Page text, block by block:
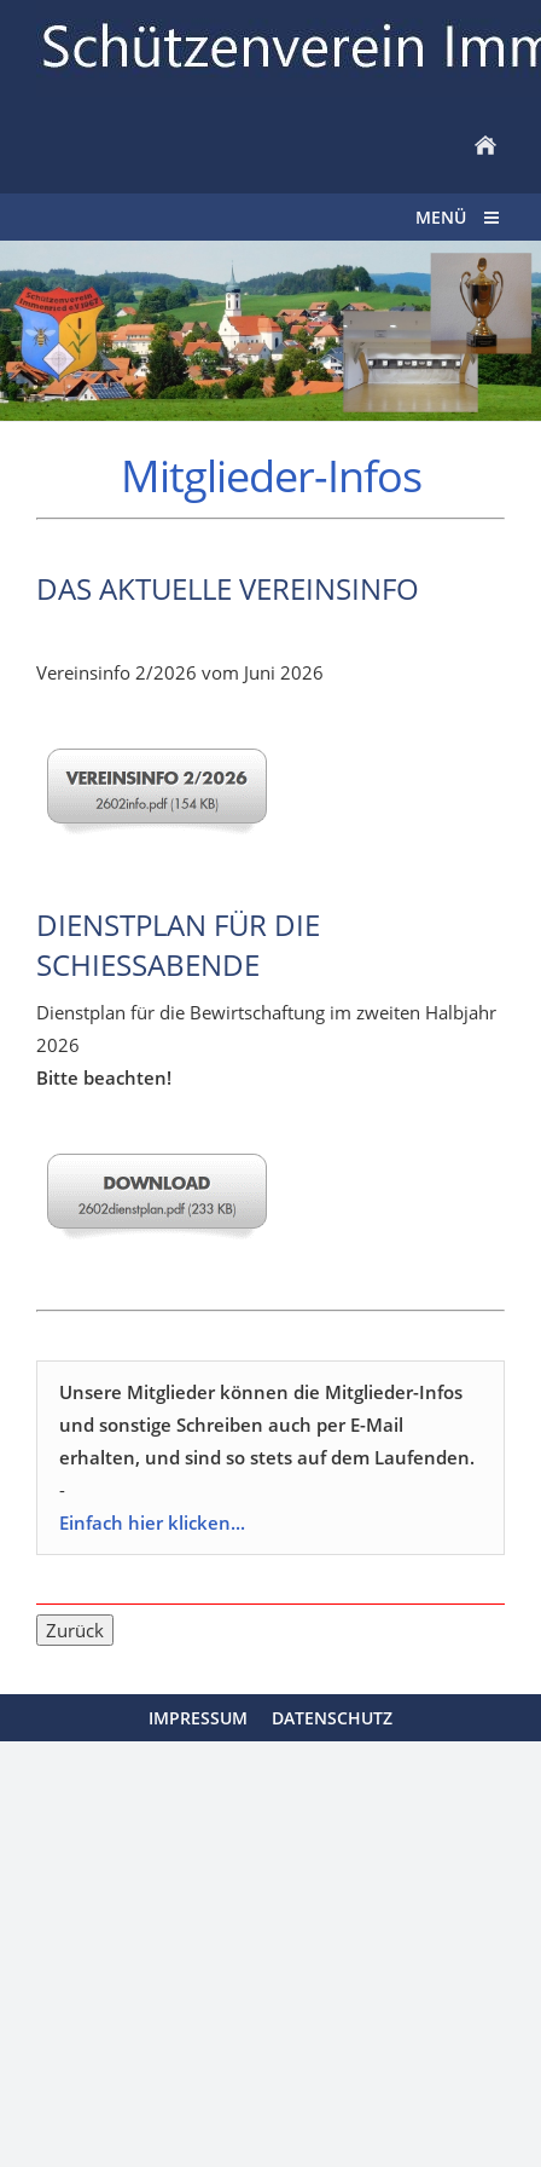
MENÜ
Mitglieder-Infos
DAS AKTUELLE VEREINSINFO
Vereinsinfo 2/2026 vom Juni 2026
DIENSTPLAN FÜR DIE
SCHIESSABENDE
Dienstplan für die Bewirtschaftung im zweiten Halbjahr
2026
Bitte beachten!
Unsere Mitglieder können die Mitglieder-Infos
und sonstige Schreiben auch per E-Mail
erhalten, und sind so stets auf dem Laufenden.
-
Einfach hier klicken...
IMPRESSUM DATENSCHUTZ